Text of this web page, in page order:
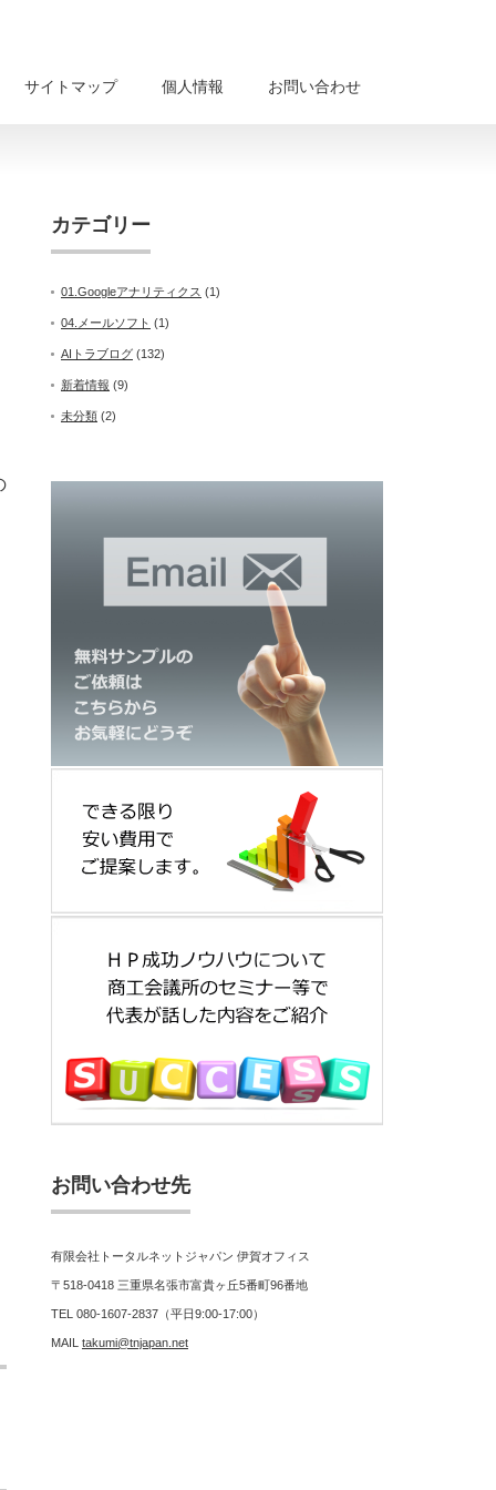
サイトマップ 個人情報 お問い合わせ
カテゴリー
01.Googleアナリティクス (1)
04.メールソフト (1)
AIトラブログ (132)
新着情報 (9)
未分類 (2)
お問い合わせ先
有限会社トータルネットジャパン 伊賀オフィス
〒518-0418 三重県名張市富貴ヶ丘5番町96番地
TEL 080-1607-2837（平日9:00-17:00）
MAIL takumi@tnjapan.net